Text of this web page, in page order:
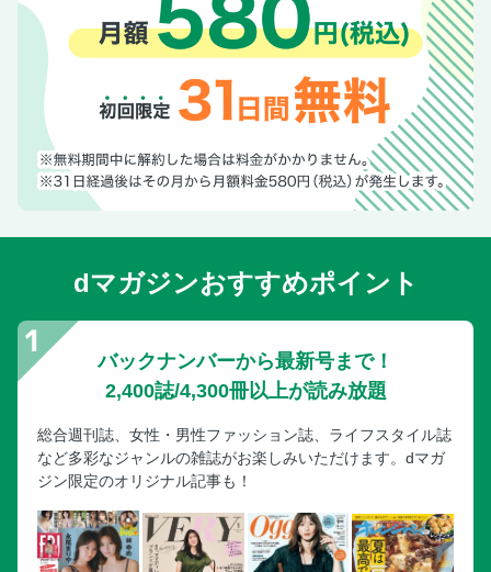
dマガジンおすすめポイント
バックナンバーから最新号まで！
2,400誌/4,300冊以上が読み放題
総合週刊誌、女性・男性ファッション誌、ライフスタイル誌
など多彩なジャンルの雑誌がお楽しみいただけます。dマガ
ジン限定のオリジナル記事も！